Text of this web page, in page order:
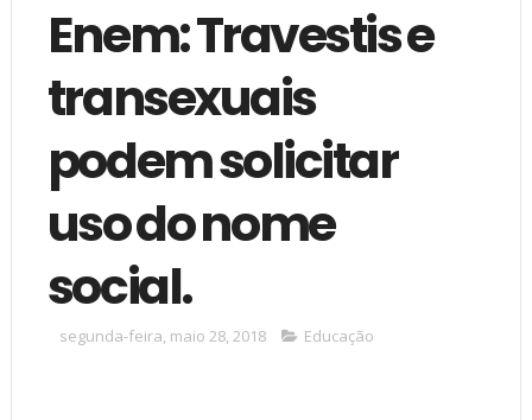
Enem: Travestis e
transexuais
podem solicitar
uso do nome
social.
segunda-feira, maio 28, 2018 Educação